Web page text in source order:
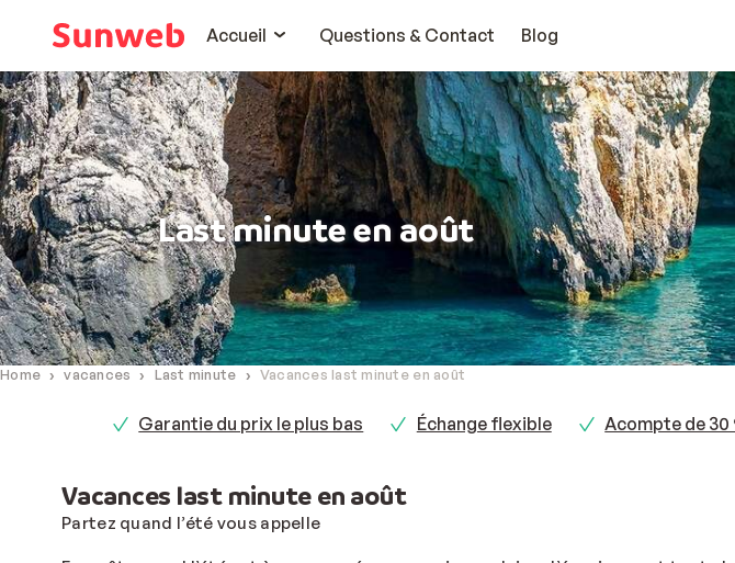
Accueil
Questions & Contact Blog
Last minute en août
Home vacances Last minute Vacances last minute en août
Garantie du prix le plus bas Échange flexible Acompte de 30
Vacances last minute en août
Partez quand l’été vous appelle